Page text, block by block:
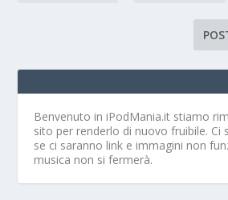
Benvenuto in iPodMania.it stiamo
sito per renderlo di nuovo fruibile. Ci
se ci saranno link e immagini non
musica non si fermerà.